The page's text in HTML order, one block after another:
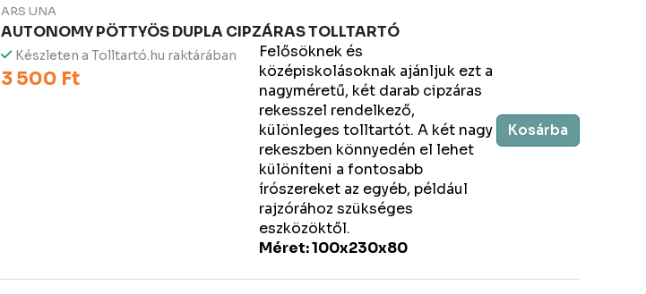
ARS UNA
AUTONOMY PÖTTYÖS DUPLA CIPZÁRAS TOLLTARTÓ
Készleten a Tolltartó.hu raktárában
3 500 Ft
Felősöknek és
középiskolásoknak ajánljuk ezt a
nagyméretű, két darab cipzáras
rekesszel rendelkező,
különleges tolltartót. A két nagy
rekeszben könnyedén el lehet
különíteni a fontosabb
írószereket az egyéb, például
rajzórához szükséges
eszközöktől.
Méret: 100x230x80
Kosárba